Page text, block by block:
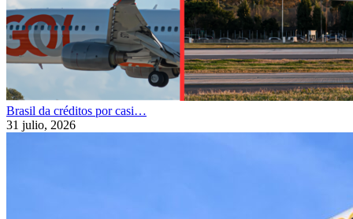
Brasil da créditos por casi…
31 julio, 2026